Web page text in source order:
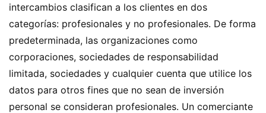
intercambios clasifican a los clientes en dos
categorías: profesionales y no profesionales. De forma
predeterminada, las organizaciones como
corporaciones, sociedades de responsabilidad
limitada, sociedades y cualquier cuenta que utilice los
datos para otros fines que no sean de inversión
personal se consideran profesionales. Un comerciante